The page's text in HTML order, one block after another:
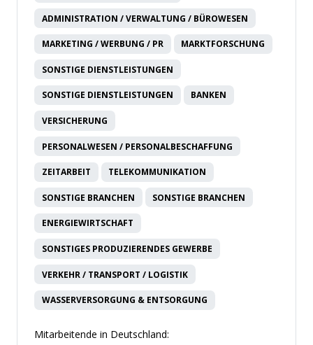
ADMINISTRATION / VERWALTUNG / BÜROWESEN
MARKETING / WERBUNG / PR MARKTFORSCHUNG
SONSTIGE DIENSTLEISTUNGEN
SONSTIGE DIENSTLEISTUNGEN BANKEN
VERSICHERUNG
PERSONALWESEN / PERSONALBESCHAFFUNG
ZEITARBEIT TELEKOMMUNIKATION
SONSTIGE BRANCHEN SONSTIGE BRANCHEN
ENERGIEWIRTSCHAFT
SONSTIGES PRODUZIERENDES GEWERBE
VERKEHR / TRANSPORT / LOGISTIK
WASSERVERSORGUNG & ENTSORGUNG
Mitarbeitende in Deutschland: